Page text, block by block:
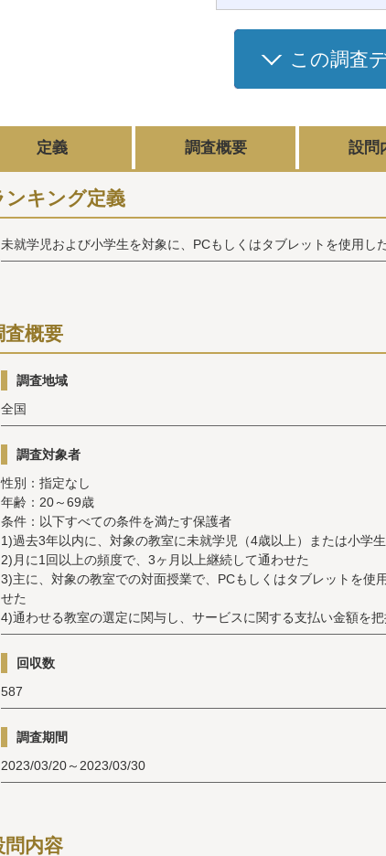
この調査
定義 調査概要 設問
ンキング定義
未就学児および小学生を対象に、PCもしくはタブレットを使用し
査概要
調査地域
全国
調査対象者
性別：指定なし
年齢：20～69歳
条件：以下すべての条件を満たす保護者
1)過去3年以内に、対象の教室に未就学児（4歳以上）または小学
2)月に1回以上の頻度で、3ヶ月以上継続して通わせた
3)主に、対象の教室での対面授業で、PCもしくはタブレットを使
せた
4)通わせる教室の選定に関与し、サービスに関する支払い金額を
回収数
587
調査期間
2023/03/20～2023/03/30
問内容